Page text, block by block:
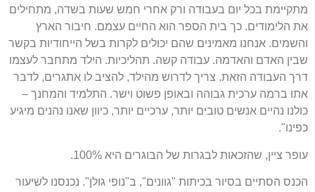
מתקיימת בכל יום בעבודה ורק אחרי חמש שעות בשדה, מתחילים
את הלימודים. כך בית הספר הוא החיים עצמם. חיבור הארץ
והשמים. אנחנו מאמינים שהם יכולים לקרות בשל הייחודיות בקשר
שבין האדם והאדמה. עבודה קשה. תהליכיות. הילד מתחבר לעצמו
דרך העבודה הזאת. צריך לדרוש מהילד, להציב לו אתגרים, לדבר
אתו ברמה ערכית גבוהה ובאופן פשוט וישר. התלמיד והמחנך –
כולנו נהיים אנשים טובים יותר, ערכיים יותר, כיוון שאנו נהנים מיגיע
כפינו".
עופר ציין, שהזכאות לבגרות של הבוגרים היא 100%.
הכנס הסתיים בסיור בכיתות "גוונים", ב"נופי גולן". נכנסנו לשיעור